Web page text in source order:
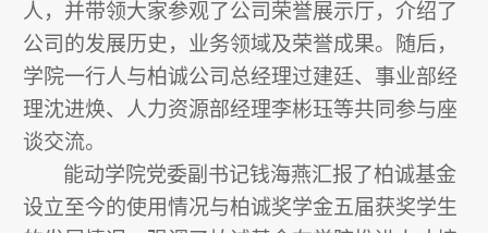
人，并带领大家参观了公司荣誉展示厅，介绍了
公司的发展历史，业务领域及荣誉成果。随后，
学院一行人与柏诚公司总经理过建廷、事业部经
理沈进焕、人力资源部经理李彬珏等共同参与座
谈交流。
能动学院党委副书记钱海燕汇报了柏诚基金
设立至今的使用情况与柏诚奖学金五届获奖学生